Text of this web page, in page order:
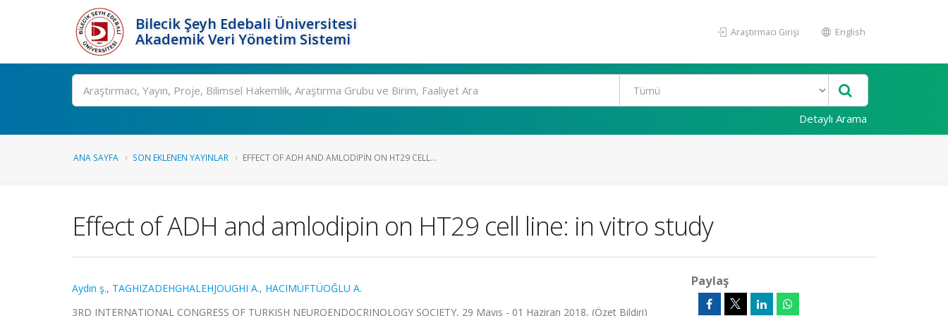
Bilecik Şeyh Edebali Üniversitesi
Akademik Veri Yönetim Sistemi
Araştırmacı Girişi English
Ara
Detaylı Arama
ANA SAYFA SON EKLENEN YAYINLAR EFFECT OF ADH AND AMLODIPIN ON HT29 CELL...
Effect of ADH and amlodipin on HT29 cell line: in vitro study
Aydın ş., TAGHIZADEHGHALEHJOUGHI A., HACIMÜFTÜOĞLU A.
3RD INTERNATIONAL CONGRESS OF TURKISH NEUROENDOCRINOLOGY SOCIETY, 29 Mayıs - 01 Haziran 2018, (Özet Bildiri)
Paylaş